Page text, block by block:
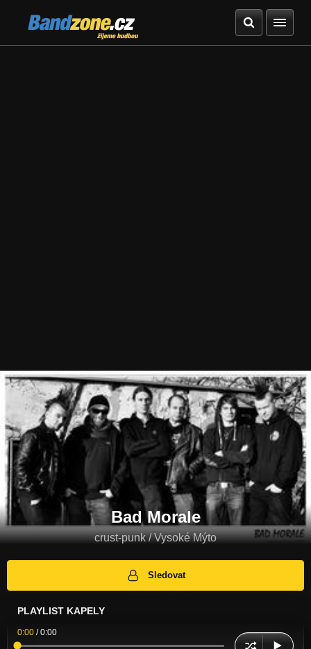
Bandzone.cz
žijeme hudbou
Bad Morale
crust-punk / Vysoké Mýto
Sledovat
PLAYLIST KAPELY
0:00 /0:00